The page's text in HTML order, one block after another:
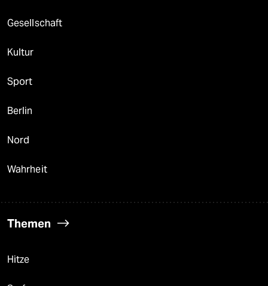
Gesellschaft
Kultur
Sport
Berlin
Nord
Wahrheit
Themen
Hitze